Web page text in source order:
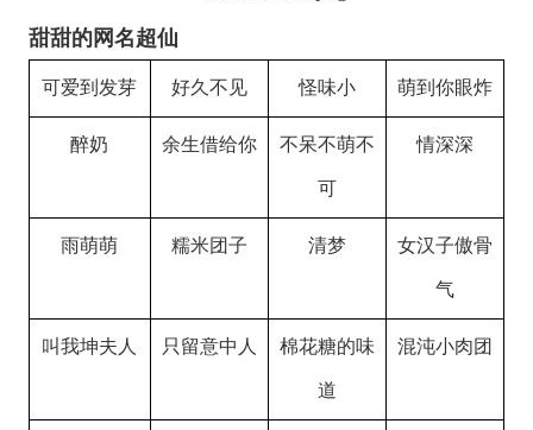
甜甜的网名超仙
可爱到发芽 好久不见 怪味小 萌到你眼炸
醉奶 余生借给你 不呆不萌不
可
情深深
雨萌萌 糯米团子 清梦 女汉子傲骨
气
叫我坤夫人 只留意中人 棉花糖的味
道
混沌小肉团